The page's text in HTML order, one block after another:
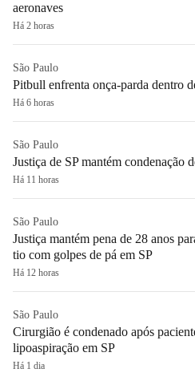
aeronaves
Há 2 horas
São Paulo
Pitbull enfrenta onça-parda dentro
Há 6 horas
São Paulo
Justiça de SP mantém condenação
Há 11 horas
São Paulo
Justiça mantém pena de 28 anos
tio com golpes de pá em SP
Há 12 horas
São Paulo
Cirurgião é condenado após
lipoaspiração em SP
Há 1 dia